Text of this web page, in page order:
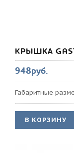
КРЫШКА
948руб.
Габаритные
В КОРЗИНУ